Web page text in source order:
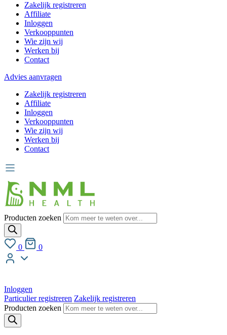
Zakelijk registreren
Affiliate
Inloggen
Verkooppunten
Wie zijn wij
Werken bij
Contact
Advies aanvragen
Zakelijk registreren
Affiliate
Inloggen
Verkooppunten
Wie zijn wij
Werken bij
Contact
Producten zoeken
0 0
Inloggen
Particulier registreren Zakelijk registreren
Producten zoeken